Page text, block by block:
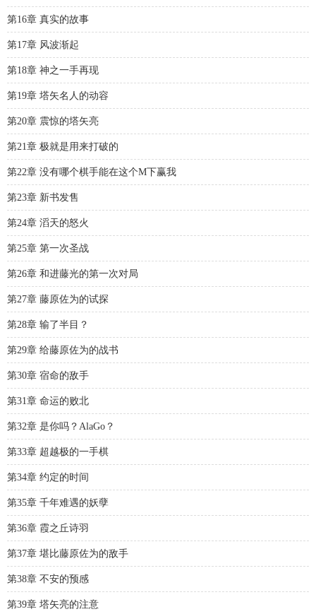
第16章 真实的故事
第17章 风波渐起
第18章 神之一手再现
第19章 塔矢名人的动容
第20章 震惊的塔矢亮
第21章 极就是用来打破的
第22章 没有哪个棋手能在这个M下赢我
第23章 新书发售
第24章 滔天的怒火
第25章 第一次圣战
第26章 和进藤光的第一次对局
第27章 藤原佐为的试探
第28章 输了半目？
第29章 给藤原佐为的战书
第30章 宿命的敌手
第31章 命运的败北
第32章 是你吗？AlaGo？
第33章 超越极的一手棋
第34章 约定的时间
第35章 千年难遇的妖孽
第36章 霞之丘诗羽
第37章 堪比藤原佐为的敌手
第38章 不安的预感
第39章 塔矢亮的注意